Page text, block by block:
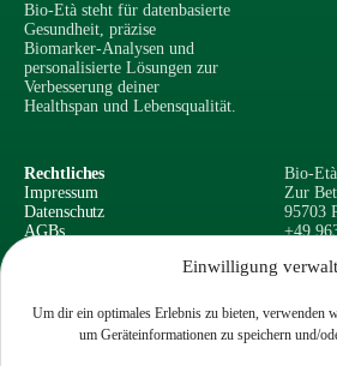
Einwilligung
Um dir ein optimales Erlebnis zu bieten, verwenden
um Geräteinformationen zu speichern und/
Bio-Età steht für datenbasierte
Gesundheit, präzise
Biomarker-Analysen und
personalisierte Lösungen zur
Verbesserung deiner
Healthspan und Lebensqualität.
Rechtliches
Impressum
Datenschutz
AGBs
Bio-Età
Zur
95703
+49